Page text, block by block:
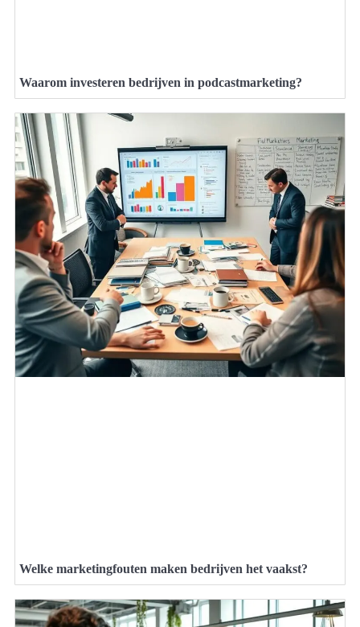
Waarom investeren bedrijven in podcastmarketing?
Welke marketingfouten maken bedrijven het vaakst?